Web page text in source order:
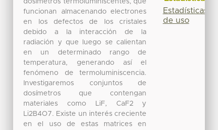
dosímetros termoluminiscentes, que
funcionan almacenando electrones
en los defectos de los cristales
debido a la interacción de la
radiación y que luego se calientan
en un determinado rango de
temperatura, generando así el
fenómeno de termoluminiscencia.
Investigaremos conjuntos de
dosímetros que contengan
materiales como LiF, CaF2 y
Li2B4O7. Existe un interés creciente
en el uso de estas matrices en
Estadísticas
de uso